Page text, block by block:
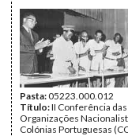
Pasta:05223.000.012
Título:II Conferência das
Organizações
Colónias Portuguesas